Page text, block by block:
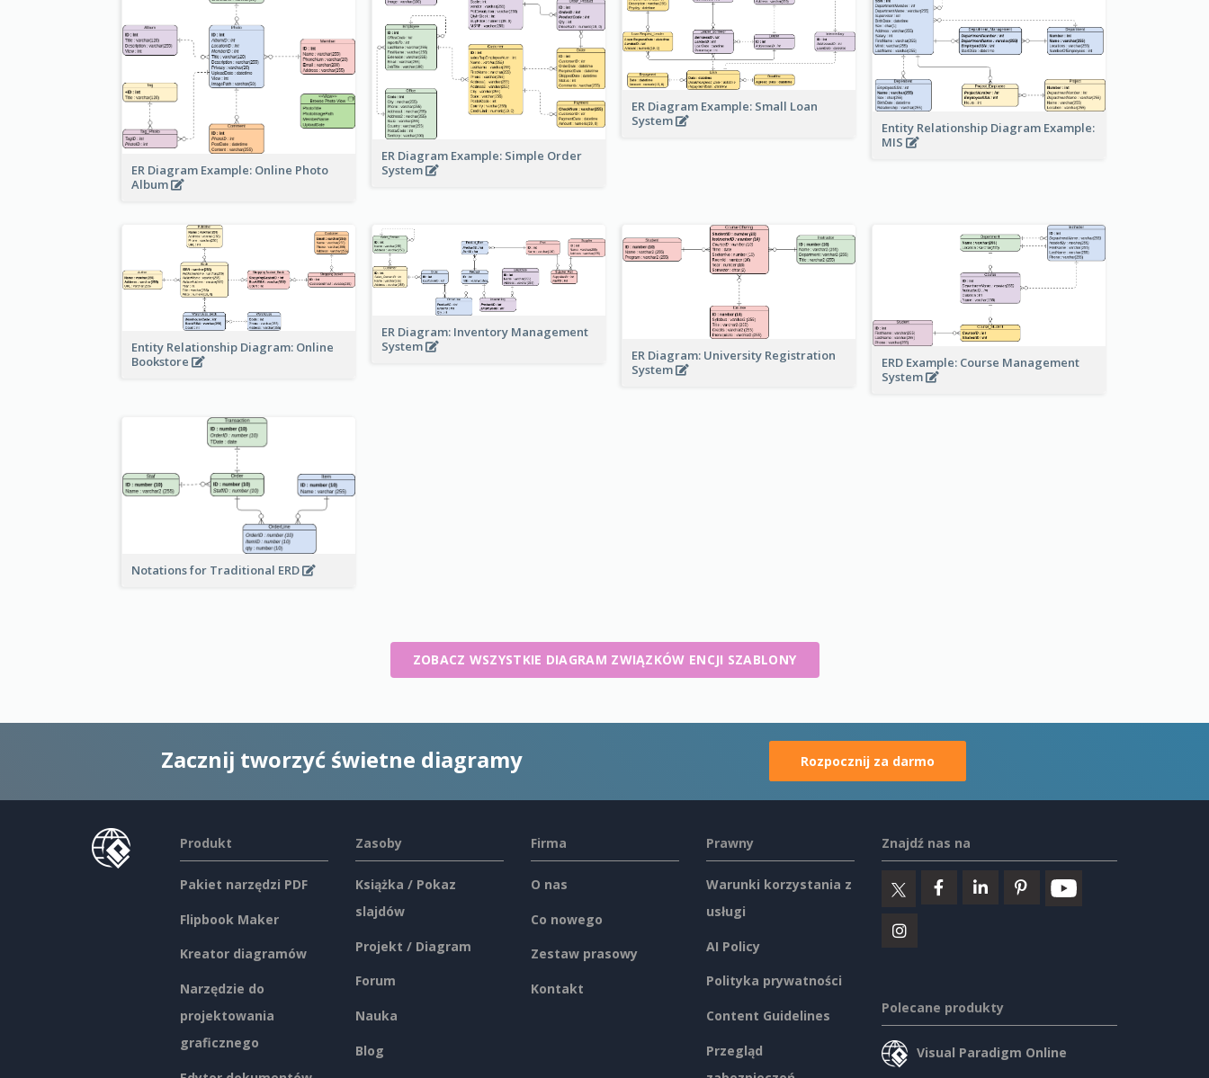
ER Diagram Example: Online Photo
Album
ER Diagram Example: Simple Order
System
ER Diagram Example: Small Loan
System
Entity Relationship Diagram Example:
MIS
Entity Relationship Diagram: Online
Bookstore
ER Diagram: Inventory Management
System
ER Diagram: University Registration
System
ERD Example: Course Management
System
Notations for Traditional ERD
ZOBACZ WSZYSTKIE DIAGRAM ZWIĄZKÓW ENCJI SZABLONY
Zacznij tworzyć świetne diagramy Rozpocznij za darmo
Produkt
Pakiet narzędzi PDF
Flipbook Maker
Kreator diagramów
Narzędzie do
projektowania
graficznego
Zasoby
Książka / Pokaz
slajdów
Projekt / Diagram
Forum
Nauka
Blog
Firma
O nas
Co nowego
Zestaw prasowy
Kontakt
Prawny
Warunki korzystania z
usługi
AI Policy
Polityka prywatności
Content Guidelines
Przegląd
Znajdź nas na
Polecane produkty
Visual Paradigm Online